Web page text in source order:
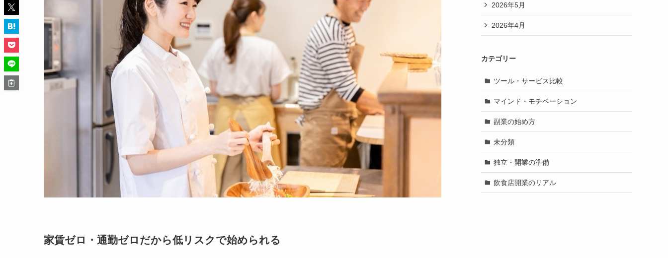
家賃ゼロ・通勤ゼロだから低リスクで始められる
2026年5月
2026年4月
カテゴリー
ツール・サービス比較
マインド・モチベーション
副業の始め方
未分類
独立・開業の準備
飲食店開業のリアル